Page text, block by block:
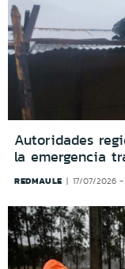
Autoridades
la emergencia
REDMAULE 17/07/2026 -